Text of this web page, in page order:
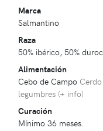
Marca
Salmantino
Raza
50% ibérico, 50% duroc
Alimentación
Cebo de Campo
legumbres (+ info)
Curación
Mínimo 36 meses.